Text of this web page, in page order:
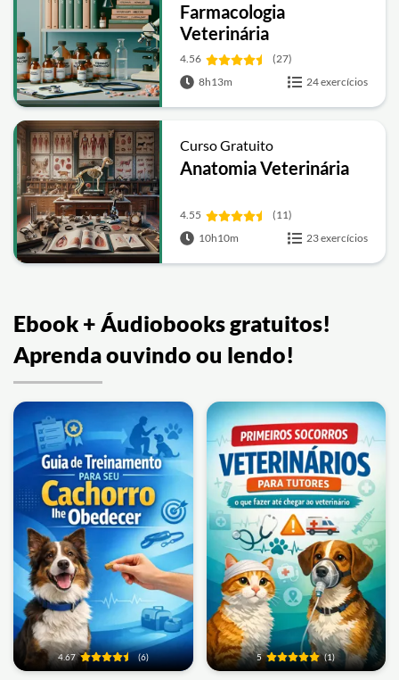
Farmacologia
Veterinária
4.56
(27)
8h13m
24 exercícios
Curso Gratuito
Anatomia Veterinária
4.55
(11)
10h10m
23 exercícios
Ebook + Áudiobooks gratuitos!
Aprenda ouvindo ou lendo!
4.67 (6) 5 (1)